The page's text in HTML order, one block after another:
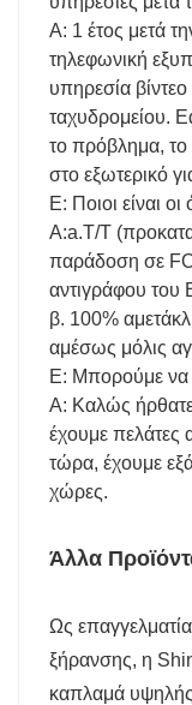
Α: 1 έτος μετά
τηλεφωνική
υπηρεσία
ταχυδρομείου.
το πρόβλημα, το
στο εξωτερικό
Ε: Ποιοι είναι
A:a.T/T
παράδοση σε
αντιγράφου του
β. 100%
αμέσως μόλις
Ε: Μπορούμε να
Α: Καλώς ήρθατε
έχουμε πελάτες
τώρα, έχουμε
χώρες.
Άλλα
Ως
ξήρανσης, η
καπλαμά